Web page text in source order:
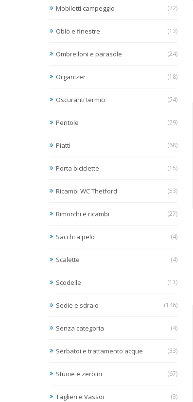
Mobiletti campeggio (22)
Oblò e finestre (13)
Ombrelloni e parasole (24)
Organizer (18)
Oscuranti termici (54)
Pentole (29)
Piatti (68)
Porta biciclette (15)
Ricambi WC Thetford (53)
Rimorchi e ricambi (27)
Sacchi a pelo (4)
Scalette (4)
Scodelle (11)
Sedie e sdraio (146)
Senza categoria (4)
Serbatoi e trattamento acque (33)
Stuoie e zerbini (67)
Taglieri e Vassoi (3)